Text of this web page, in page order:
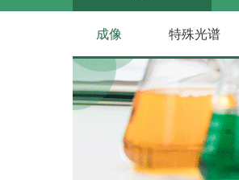
成像 特殊光谱